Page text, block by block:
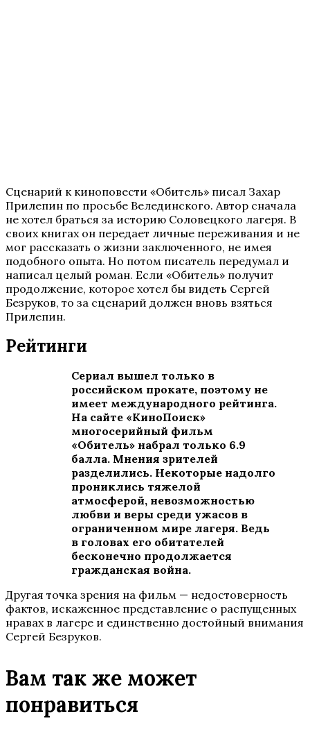
Сценарий к киноповести «Обитель» писал Захар
Прилепин по просьбе Велединского. Автор сначала
не хотел браться за историю Соловецкого лагеря. В
своих книгах он передает личные переживания и не
мог рассказать о жизни заключенного, не имея
подобного опыта. Но потом писатель передумал и
написал целый роман. Если «Обитель» получит
продолжение, которое хотел бы видеть Сергей
Безруков, то за сценарий должен вновь взяться
Прилепин.
Рейтинги
Сериал вышел только в
российском прокате, поэтому не
имеет международного рейтинга.
На сайте «КиноПоиск»
многосерийный фильм
«Обитель» набрал только 6.9
балла. Мнения зрителей
разделились. Некоторые надолго
прониклись тяжелой
атмосферой, невозможностью
любви и веры среди ужасов в
ограниченном мире лагеря. Ведь
в головах его обитателей
бесконечно продолжается
гражданская война.
Другая точка зрения на фильм — недостоверность
фактов, искаженное представление о распущенных
нравах в лагере и единственно достойный внимания
Сергей Безруков.
Вам так же может
понравиться